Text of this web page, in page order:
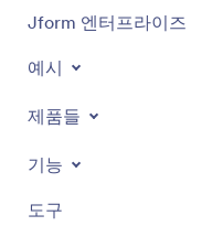
Jform 엔터프라이즈
예시
제품들
기능
도구